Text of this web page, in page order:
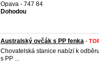
Opava - 747 84
Dohodou
Australský ovčák s PP fenka -
Chovatelská stanice nabízí k
s PP ...